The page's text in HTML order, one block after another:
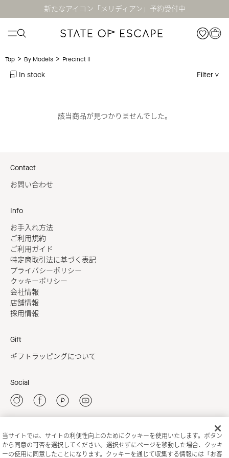
新たなアイコン「メリディアン」予約受付中
Top > By Models > PrecinctⅡ
In stock Filter
該当商品が見つかりませんでした。
Contact
お問い合わせ
Info
お手入れ方法
ご利用規約
ご利用ガイド
特定商取引法に基づく表記
プライバシーポリシー
クッキーポリシー
会社情報
店舗情報
採用情報
Gift
ギフトラッピングについて
Social
新規会員登録
当サイトでは、サイトの利便性向上のためにクッキーを使用いたします。ボタン
から同意の可否を選択してください。選択せずにページを移動した場合、クッキ
ーの使用に同意したことになります。クッキーを通じて収集する情報には「お客